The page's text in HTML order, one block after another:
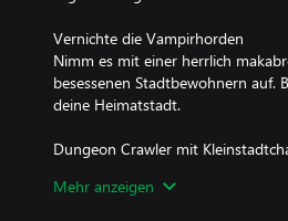
Vernichte die Vampirhorden
Nimm es mit einer herrlich
besessenen Stadtbewohnern auf.
deine Heimatstadt.
Dungeon Crawler mit
Entdecke und akzeptiere
Mehr anzeigen